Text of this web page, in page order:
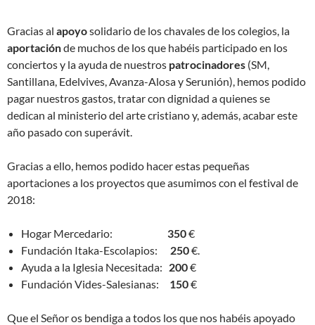
Gracias al apoyosolidario de los chavales de los colegios, la
aportaciónde muchos de los que habéis participado en los
conciertos y la ayuda de nuestros patrocinadores (SM,
Santillana, Edelvives, Avanza-Alosa y Serunión), hemos podido
pagar nuestros gastos, tratar con dignidad a quienes se
dedican al ministerio del arte cristiano y, además, acabar este
año pasado con superávit.
Gracias a ello, hemos podido hacer estas pequeñas
aportaciones a los proyectos que asumimos con el festival de
2018:
Hogar Mercedario: 350€
Fundación Itaka-Escolapios: 250€.
Ayuda a la Iglesia Necesitada: 200€
Fundación Vides-Salesianas: 150€
Que el Señor os bendiga a todos los que nos habéis apoyado